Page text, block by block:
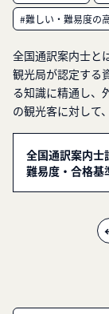
#難しい・難易度の
全国通訳案内士と
観光局が認定する
る知識に精通し、
の観光客に対して
全国通訳案内士
難易度・合格基
ー